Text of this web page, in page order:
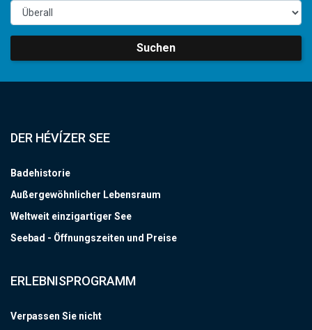
Suchen
DER HÉVÍZER SEE
Badehistorie
Außergewöhnlicher Lebensraum
Weltweit einzigartiger See
Seebad - Öffnungszeiten und Preise
ERLEBNISPROGRAMM
Verpassen Sie nicht